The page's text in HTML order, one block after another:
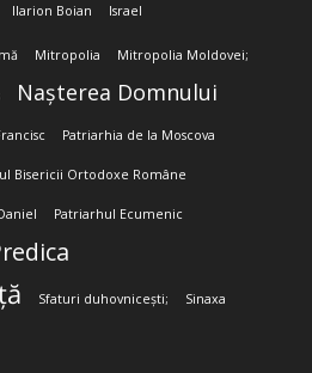
Ilarion Boian Israel
Mitropolia Mitropolia Moldovei;
Nașterea Domnului
Patriarhia de la Moscova
Bisericii Ortodoxe Române
Patriarhul Ecumenic
Sfaturi duhovnicești; Sinaxa